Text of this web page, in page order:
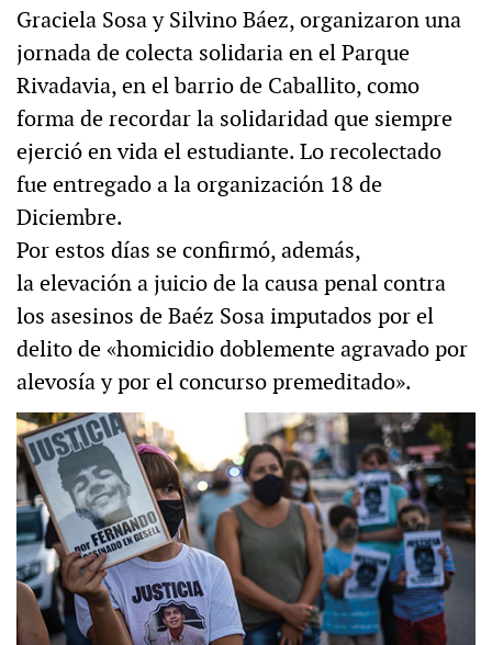
Graciela Sosa y Silvino Báez, organizaron una
jornada de colecta solidaria en el Parque
Rivadavia, en el barrio de Caballito, como
forma de recordar la solidaridad que siempre
ejerció en vida el estudiante. Lo recolectado
fue entregado a la organización 18 de
Diciembre.
Por estos días se confirmó, además,
la elevación a juicio de la causa penal contra
los asesinos de Baéz Sosa imputados por el
delito de «homicidio doblemente agravado por
alevosía y por el concurso premeditado».